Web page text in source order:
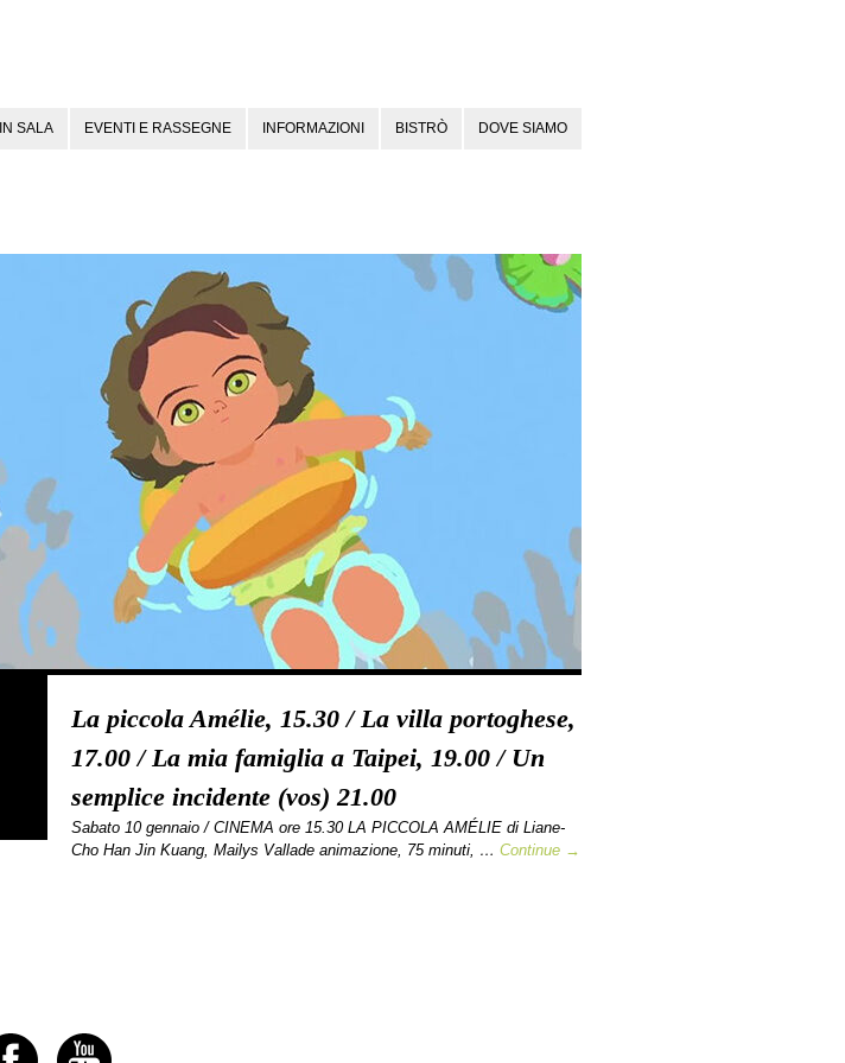
IN SALA EVENTI E RASSEGNE INFORMAZIONI BISTRÒ DOVE SIAMO
La piccola Amélie, 15.30 / La villa portoghese,
17.00 / La mia famiglia a Taipei, 19.00 / Un
semplice incidente (vos) 21.00
Sabato 10 gennaio / CINEMA ore 15.30 LA PICCOLA AMÉLIE di Liane-
Cho Han Jin Kuang, Mailys Vallade animazione, 75 minuti, … Continue →